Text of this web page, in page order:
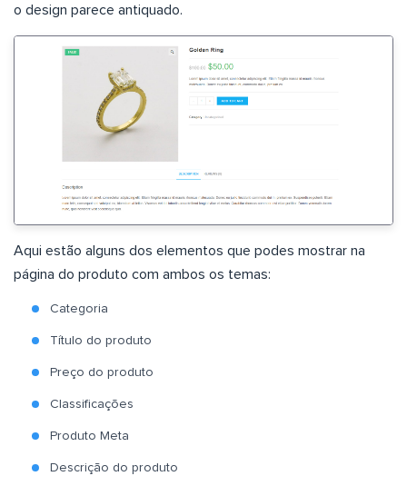
o design parece antiquado.
Aqui estão alguns dos elementos que podes mostrar na
página do produto com ambos os temas:
Categoria
Título do produto
Preço do produto
Classificações
Produto Meta
Descrição do produto